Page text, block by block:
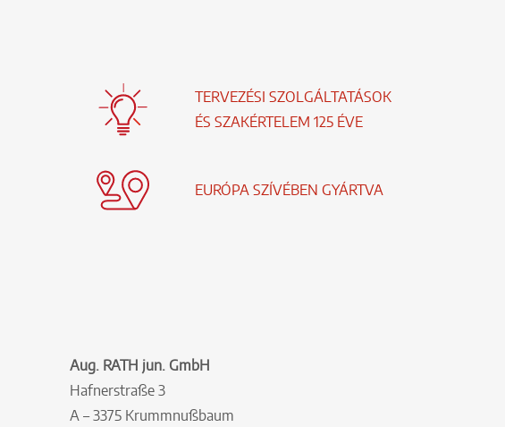
TERVEZÉSI SZOLGÁLTATÁSOK
ÉS SZAKÉRTELEM 125 ÉVE
EURÓPA SZÍVÉBEN GYÁRTVA
Aug. RATH jun. GmbH
Hafnerstraße 3
A – 3375 Krummnußbaum